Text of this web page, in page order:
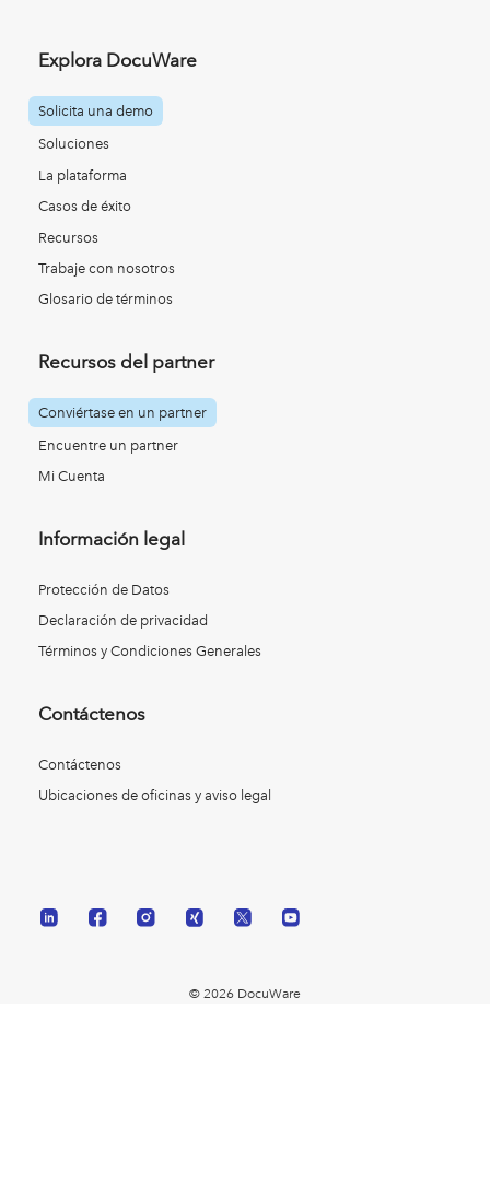
Explora DocuWare
Solicita una demo
Soluciones
La plataforma
Casos de éxito
Recursos
Trabaje con nosotros
Glosario de términos
Recursos del partner
Conviértase en un partner
Encuentre un partner
Mi Cuenta
Información legal
Protección de Datos
Declaración de privacidad
Términos y Condiciones Generales
Contáctenos
Contáctenos
Ubicaciones de oficinas y aviso legal
© 2026 DocuWare